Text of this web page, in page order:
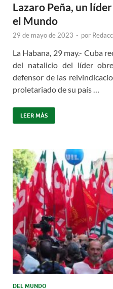
Lazaro Peña, un
el Mundo
29 de mayo de 2023 - por
La Habana, 29 may.- Cuba
del natalicio del líder
defensor de las
proletariado de su país …
LEER MÁS
DEL MUNDO